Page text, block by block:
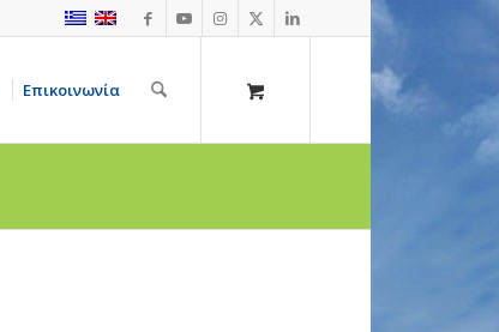
Επικοινωνία